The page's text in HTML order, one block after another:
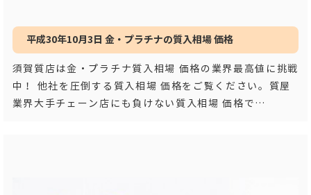
平成30年10月3日 金・プラチナの質入相場 価格
須賀質店は金・プラチナ質入相場 価格の業界最高値に挑戦
中！ 他社を圧倒する質入相場 価格をご覧ください。質屋
業界大手チェーン店にも負けない質入相場 価格で